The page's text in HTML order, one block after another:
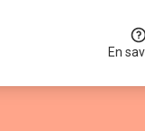
En